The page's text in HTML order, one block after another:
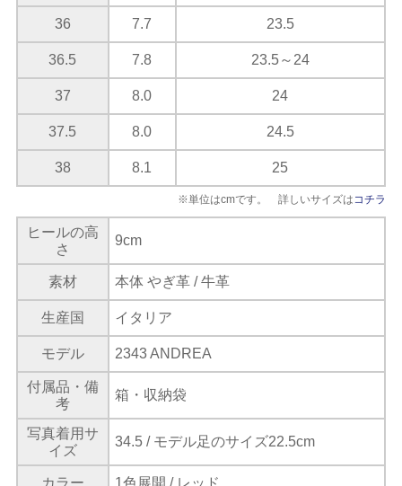
36 7.7 23.5
36.5 7.8 23.5～24
37 8.0 24
37.5 8.0 24.5
38 8.1 25
※単位はcmです。 詳しいサイズはコチラ
ヒールの高
さ
9cm
素材 本体 やぎ革 / 牛革
生産国 イタリア
モデル 2343 ANDREA
付属品・備
考
箱・収納袋
写真着用サ
イズ
34.5 / モデル足のサイズ22.5cm
カラー 1色展開 / レッド